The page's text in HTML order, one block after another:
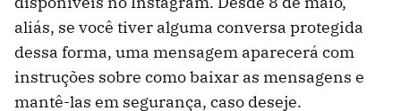
aliás, se você tiver alguma conversa protegida
dessa forma, uma mensagem aparecerá com
instruções sobre como baixar as mensagens e
mantê-las em segurança, caso deseje.